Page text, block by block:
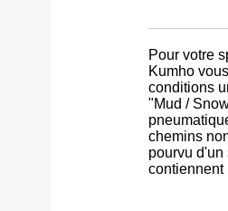
Pour votre
Kumho
conditions
"Mud /
chemins
pourvu
contiennent